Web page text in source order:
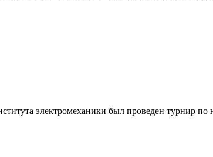
электромеханики был проведен турнир